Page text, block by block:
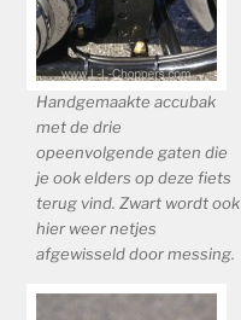
Handgemaakte accubak
met de drie
opeenvolgende gaten die
je ook elders op deze fiets
terug vind. Zwart wordt ook
hier weer netjes
afgewisseld door messing.